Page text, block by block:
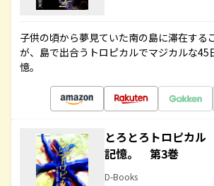
子供の頃から夢見ていた南の島に滞在する
が、島で出合うトロピカルでマジカルな45
憶。
とろとろトロピカ
記憶。 第3巻
D-Books